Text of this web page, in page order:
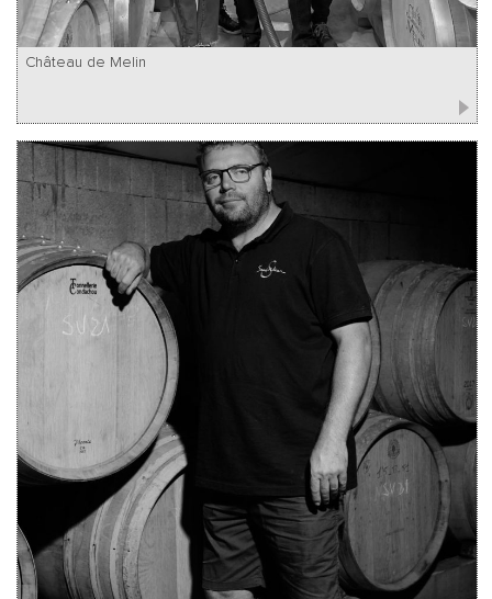
Château de Melin